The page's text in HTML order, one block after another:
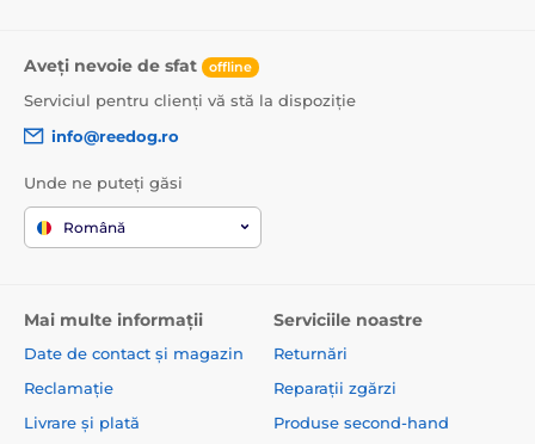
Aveți nevoie de sfat offline
Serviciul pentru clienți vă stă la dispoziție
info@reedog.ro
Unde ne puteți găsi
Română
Mai multe informații
Date de contact și magazin
Reclamație
Livrare și plată
Serviciile noastre
Returnări
Reparații zgărzi
Produse second-hand